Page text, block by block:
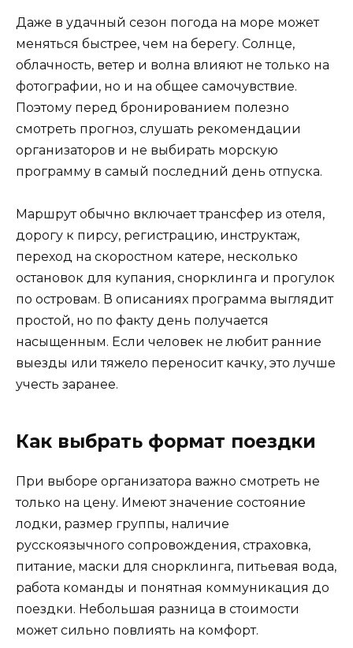
Даже в удачный сезон погода на море может
меняться быстрее, чем на берегу. Солнце,
облачность, ветер и волна влияют не только на
фотографии, но и на общее самочувствие.
Поэтому перед бронированием полезно
смотреть прогноз, слушать рекомендации
организаторов и не выбирать морскую
программу в самый последний день отпуска.
Маршрут обычно включает трансфер из отеля,
дорогу к пирсу, регистрацию, инструктаж,
переход на скоростном катере, несколько
остановок для купания, снорклинга и прогулок
по островам. В описаниях программа выглядит
простой, но по факту день получается
насыщенным. Если человек не любит ранние
выезды или тяжело переносит качку, это лучше
учесть заранее.
Как выбрать формат поездки
При выборе организатора важно смотреть не
только на цену. Имеют значение состояние
лодки, размер группы, наличие
русскоязычного сопровождения, страховка,
питание, маски для снорклинга, питьевая вода,
работа команды и понятная коммуникация до
поездки. Небольшая разница в стоимости
может сильно повлиять на комфорт.